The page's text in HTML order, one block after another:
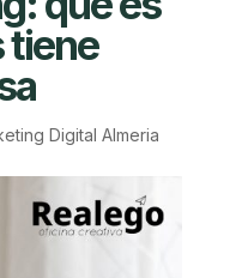
tiene
Digital Almeria